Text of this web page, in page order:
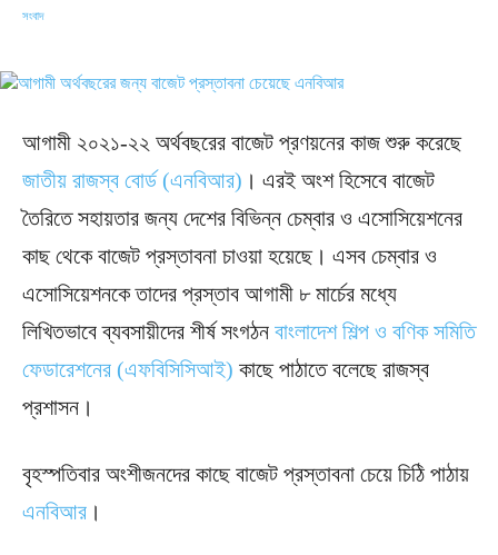
আগামী ২০২১-২২ অর্থবছরের বাজেট প্রণয়নের কাজ শুরু করেছে
জাতীয় রাজস্ব বোর্ড (এনবিআর) । এরই অংশ হিসেবে বাজেট
তৈরিতে সহায়তার জন্য দেশের বিভিন্ন চেম্বার ও এসোসিয়েশনের
কাছ থেকে বাজেট প্রস্তাবনা চাওয়া হয়েছে। এসব চেম্বার ও
এসোসিয়েশনকে তাদের প্রস্তাব আগামী ৮ মার্চের মধ্যে
লিখিতভাবে ব্যবসায়ীদের শীর্ষ সংগঠন বাংলাদেশ শিল্প ও বণিক সমিতি
ফেডারেশনের (এফবিসিসিআই) কাছে পাঠাতে বলেছে রাজস্ব
প্রশাসন।
বৃহস্পতিবার অংশীজনদের কাছে বাজেট প্রস্তাবনা চেয়ে চিঠি পাঠায়
এনবিআর ।